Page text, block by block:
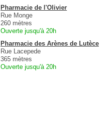
Pharmacie de l'Olivier
Rue Monge
260 mètres
Ouverte jusqu'à 20h
Pharmacie des Arènes de Lutèce
Rue Lacepede
365 mètres
Ouverte jusqu'à 20h